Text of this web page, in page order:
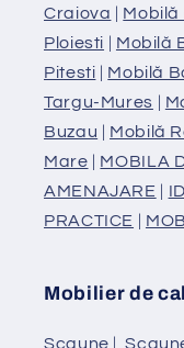
Craiova | Mobilă
Ploiesti | Mobilă
Pitesti | Mobilă
Targu-Mures |
Buzau | Mobilă
Mare | MOBILA
AMENAJARE |
PRACTICE |
Mobilier de
Scaune |